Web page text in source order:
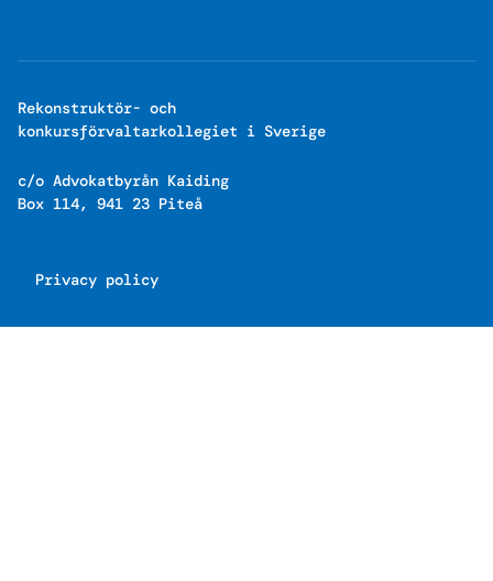
OM REKON & KONTAKT
Rekonstruktör- och
konkursförvaltarkollegiet i Sverige
c/o Advokatbyrån Kaiding
Box 114, 941 23 Piteå
Privacy policy